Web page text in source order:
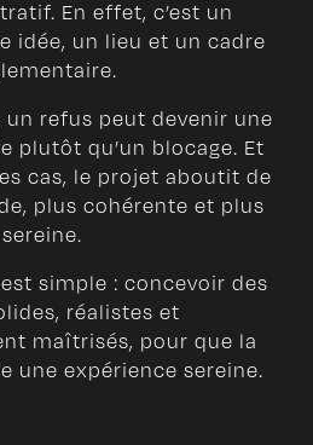
En effet, c’est un
idée, un lieu et un cadre
un refus peut devenir une
plutôt qu’un blocage. Et
cas, le projet aboutit de
plus cohérente et plus
sereine.
simple : concevoir des
réalistes et
maîtrisés, pour que la
une expérience sereine.